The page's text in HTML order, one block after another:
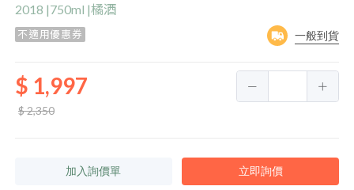
2018 |750ml |橘酒
不適用優惠券 一般到貨
$ 1,997
$ 2,350
加入詢價單 立即詢價